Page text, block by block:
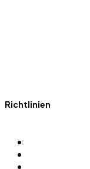
Richtlinien